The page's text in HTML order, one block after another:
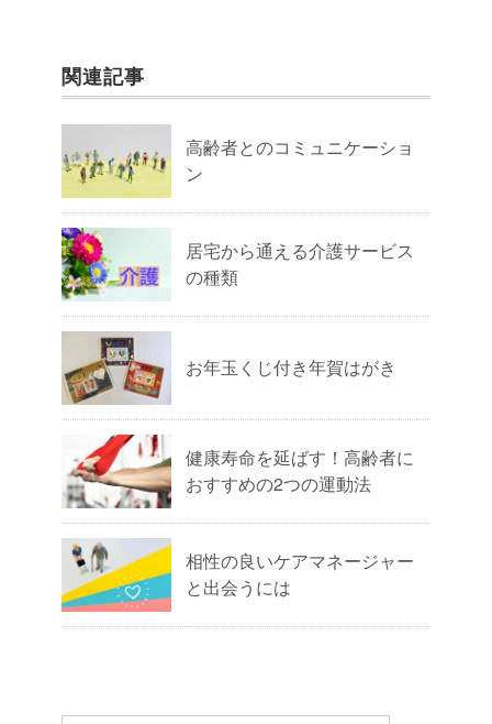
関連記事
高齢者とのコミュニケーショ
ン
居宅から通える介護サービス
の種類
お年玉くじ付き年賀はがき
健康寿命を延ばす！高齢者に
おすすめの2つの運動法
相性の良いケアマネージャー
と出会うには